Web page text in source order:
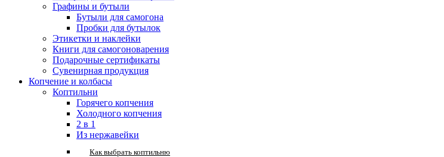
Графины и бутыли
Бутыли для самогона
Пробки для бутылок
Этикетки и наклейки
Книги для самогоноварения
Подарочные сертификаты
Сувенирная продукция
Копчение и колбасы
Коптильни
Горячего копчения
Холодного копчения
2 в 1
Из нержавейки
Как выбрать коптильню